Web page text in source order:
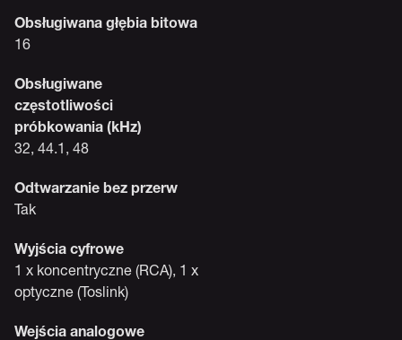
Obsługiwana głębia bitowa
16
Obsługiwane
częstotliwości
próbkowania (kHz)
32, 44.1, 48
Odtwarzanie bez przerw
Tak
Wyjścia cyfrowe
1 x koncentryczne (RCA), 1 x
optyczne (Toslink)
Wejścia analogowe